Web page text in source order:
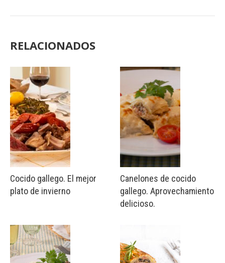
RELACIONADOS
Cocido gallego. El mejor
plato de invierno
Canelones de cocido
gallego. Aprovechamiento
delicioso.